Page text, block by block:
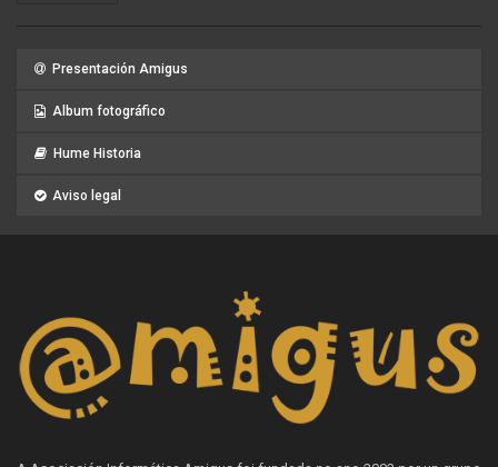
Presentación Amigus
Album fotográfico
Hume Historia
Aviso legal